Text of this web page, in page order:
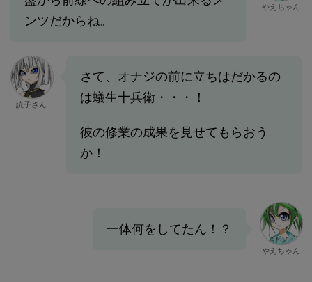
ンツだからね。
やえちゃん
読子さん
さて、オナジの前に立ちはだかるの
は蟻生十兵衛・・・！
彼の修業の成果を見せてもらおう
か！
一体何をしてたん！？
やえちゃん